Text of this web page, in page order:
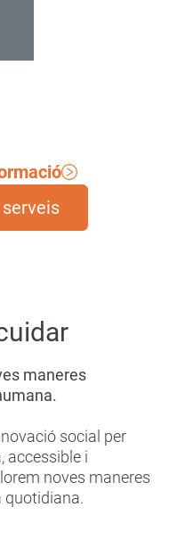
maneres
social per
accessible i
noves maneres
quotidiana.